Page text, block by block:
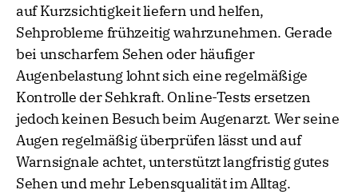
auf Kurzsichtigkeit liefern und helfen,
Sehprobleme frühzeitig wahrzunehmen. Gerade
bei unscharfem Sehen oder häufiger
Augenbelastung lohnt sich eine regelmäßige
Kontrolle der Sehkraft. Online-Tests ersetzen
jedoch keinen Besuch beim Augenarzt. Wer seine
Augen regelmäßig überprüfen lässt und auf
Warnsignale achtet, unterstützt langfristig gutes
Sehen und mehr Lebensqualität im Alltag.